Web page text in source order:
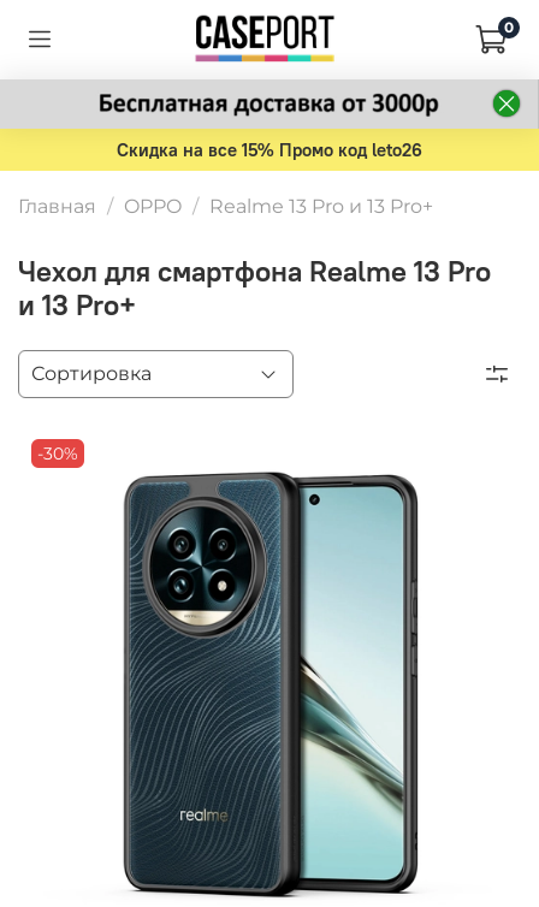
0
Скидка на все 15% Промо код leto26
Главная OPPO Realme 13 Pro и 13 Pro+
Чехол для смартфона Realme 13 Pro
и 13 Pro+
-30%